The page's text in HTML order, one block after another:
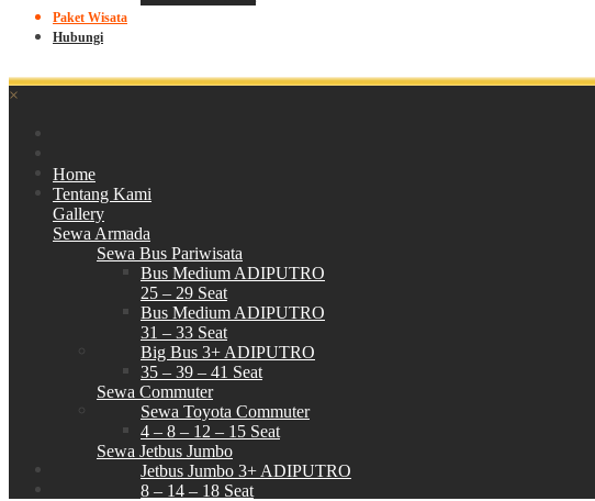
Paket Wisata
Hubungi
×
Home
Tentang Kami
Gallery
Sewa Armada
Sewa Bus Pariwisata
Bus Medium ADIPUTRO
25 – 29 Seat
Bus Medium ADIPUTRO
31 – 33 Seat
Big Bus 3+ ADIPUTRO
35 – 39 – 41 Seat
Sewa Commuter
Sewa Toyota Commuter
4 – 8 – 12 – 15 Seat
Sewa Jetbus Jumbo
Jetbus Jumbo 3+ ADIPUTRO
8 – 14 – 18 Seat